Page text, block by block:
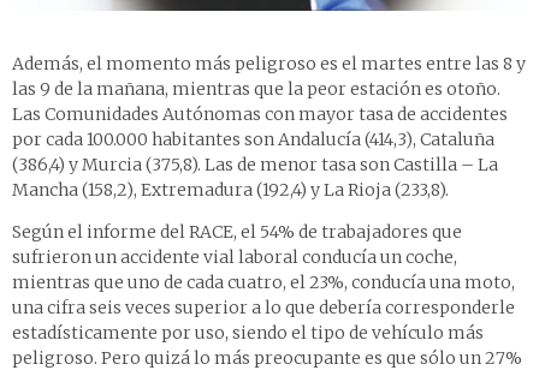
Además, el momento más peligroso es el martes entre las 8 y
las 9 de la mañana, mientras que la peor estación es otoño.
Las Comunidades Autónomas con mayor tasa de accidentes
por cada 100.000 habitantes son Andalucía (414,3), Cataluña
(386,4) y Murcia (375,8). Las de menor tasa son Castilla – La
Mancha (158,2), Extremadura (192,4) y La Rioja (233,8).
Según el informe del RACE, el 54% de trabajadores que
sufrieron un accidente vial laboral conducía un coche,
mientras que uno de cada cuatro, el 23%, conducía una moto,
una cifra seis veces superior a lo que debería corresponderle
estadísticamente por uso, siendo el tipo de vehículo más
peligroso. Pero quizá lo más preocupante es que sólo un 27%